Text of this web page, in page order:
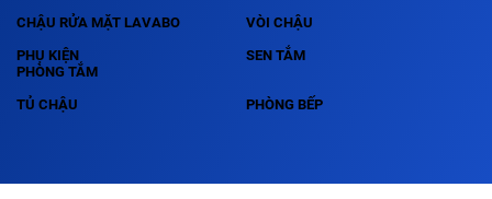
CHẬU RỬA MẶT LAVABO
VÒI CHẬU
PHỤ KIỆN
PHÒNG TẮM
SEN TẮM
TỦ CHẬU PHÒNG BẾP